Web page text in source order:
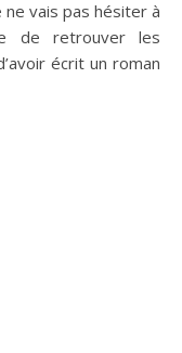
vais pas hésiter à
de retrouver les
écrit un roman